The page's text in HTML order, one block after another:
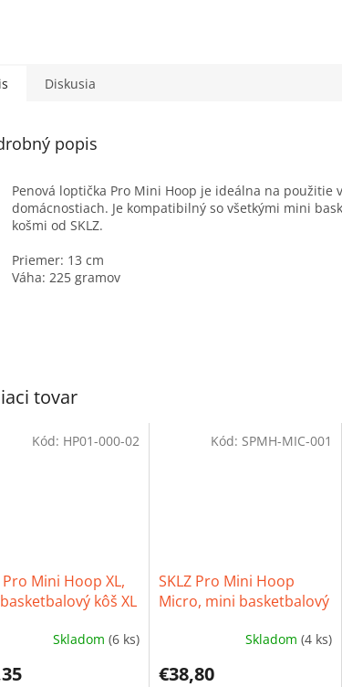
tovar
Pro Mini Hoop XL,
kôš XL
Skladom (6 ks)
Kód: HP01-000-02
SKLZ Pro Mini Hoop
Micro, mini basketbalový
produktu
Skladom (4 ks)
€38,80
Kód: SPMH-MIC-001
Diskusia
popis
Penová loptička Pro Mini Hoop je ideálna na použitie v
domácnostiach. Je kompatibilný so všetkými mini
košmi od SKLZ.
Priemer: 13 cm
Váha: 225 gramov